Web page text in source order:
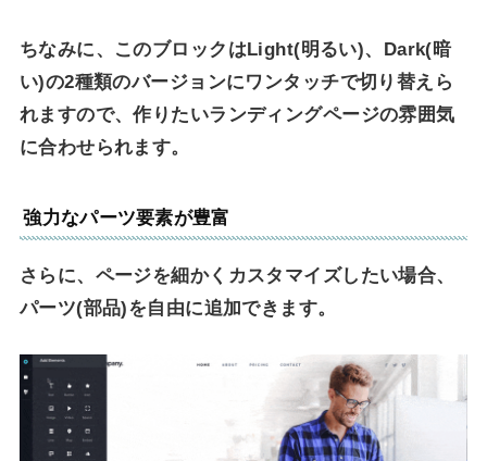
ちなみに、このブロックはLight(明るい)、Dark(暗
い)の2種類のバージョンにワンタッチで切り替えら
れますので、作りたいランディングページの雰囲気
に合わせられます。
強力なパーツ要素が豊富
さらに、ページを細かくカスタマイズしたい場合、
パーツ(部品)を自由に追加できます。